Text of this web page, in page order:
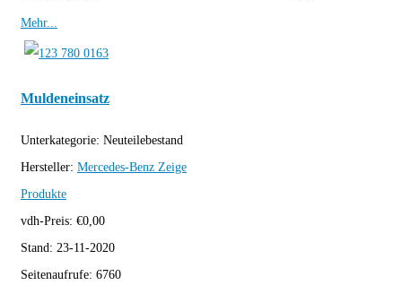
Mehr...
Muldeneinsatz
Unterkategorie: Neuteilebestand
Hersteller: Mercedes-Benz Zeige
Produkte
vdh-Preis: €0,00
Stand: 23-11-2020
Seitenaufrufe: 6760